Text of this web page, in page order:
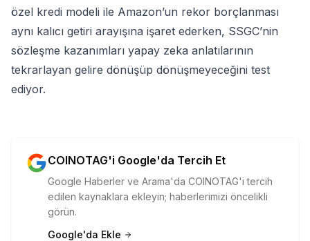
özel kredi modeli ile Amazon’un rekor borçlanması
aynı kalıcı getiri arayışına işaret ederken, SSGC’nin
sözleşme kazanımları yapay zeka anlatılarının
tekrarlayan gelire dönüşüp dönüşmeyeceğini test
ediyor.
COINOTAG'i Google'da Tercih Et
Google Haberler ve Arama'da COINOTAG'i tercih
edilen kaynaklara ekleyin; haberlerimizi öncelikli
görün.
Google'da Ekle